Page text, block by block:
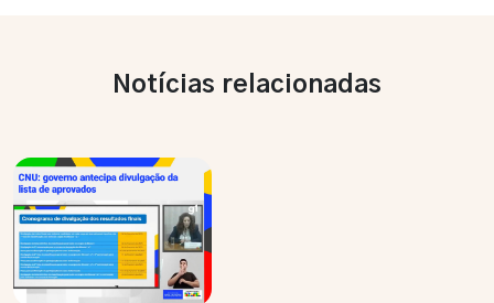
Notícias relacionadas